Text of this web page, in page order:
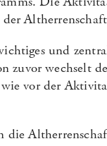
der
und
zuvor wechselt
vor der
die